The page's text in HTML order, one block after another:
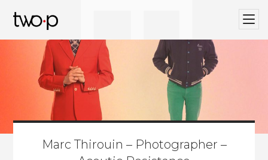
Marc Thirouin – Photographer –